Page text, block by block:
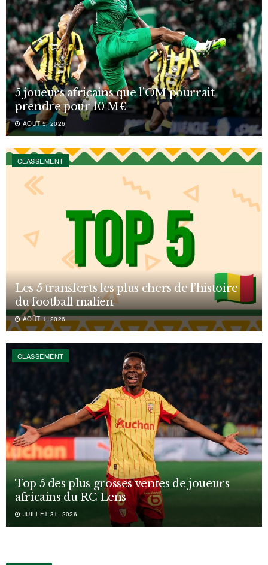
5 joueurs africains que l’OM pourrait
prendre pour 10 M€
AOÛT 5, 2026
CLASSEMENT
Les 5 transferts les plus chers de l’histoire
du football malien
AOÛT 1, 2026
CLASSEMENT
Top 5 des plus grosses ventes de joueurs
africains du RC Lens
JUILLET 31, 2026